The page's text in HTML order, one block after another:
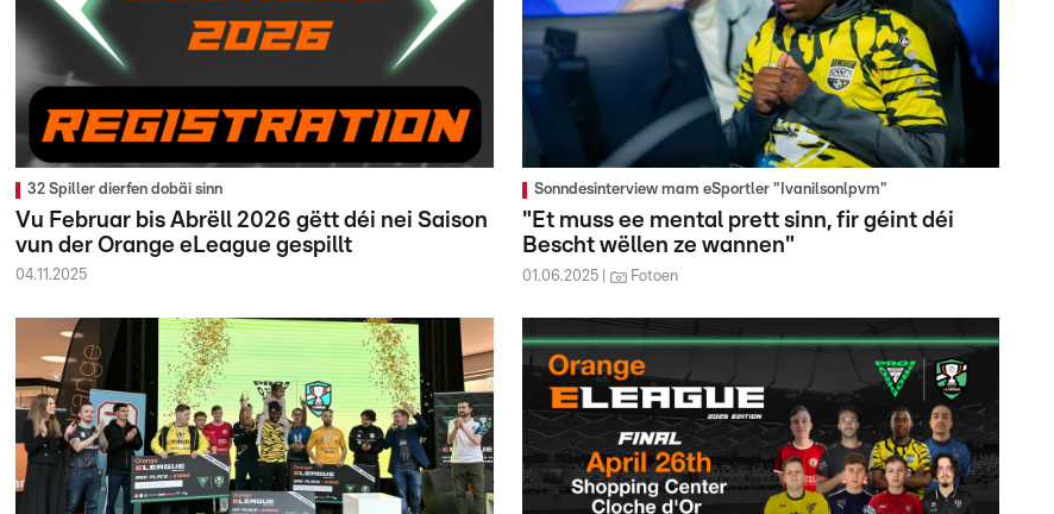
32 Spiller dierfen dobäi sinn
Vu Februar bis Abrëll 2026 gëtt déi nei Saison
vun der Orange eLeague gespillt
04.11.2025
Sonndesinterview mam eSportler "Ivanilsonlpvm"
"Et muss ee mental prett sinn, fir géint déi
Bescht wëllen ze wannen"
01.06.2025 Fotoen